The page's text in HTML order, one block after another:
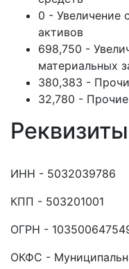
0 - Увеличение
активов
698,750 -
материальных
380,383 -
32,780 -
Реквизиты
ИНН - 5032039786
КПП - 503201001
ОГРН -
ОКФС -